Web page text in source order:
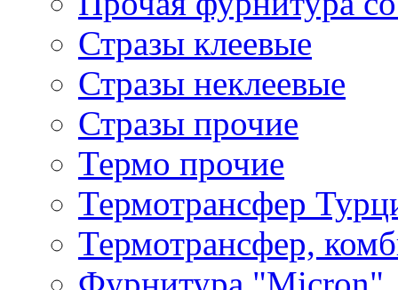
Стразы клеевые
Стразы неклеевые
Стразы прочие
Термо прочие
Термотрансфер
Термотрансфер,